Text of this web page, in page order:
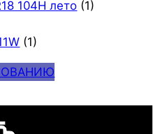
104H лето (1)
(1)